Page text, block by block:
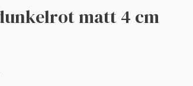
matt 4 cm